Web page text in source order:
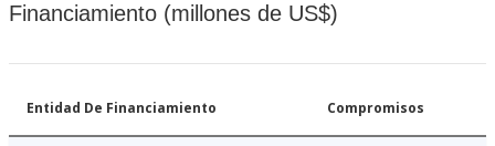
Financiamiento (millones de US$)
Entidad De Financiamiento Compromisos